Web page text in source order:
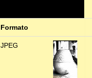
Formato
JPEG